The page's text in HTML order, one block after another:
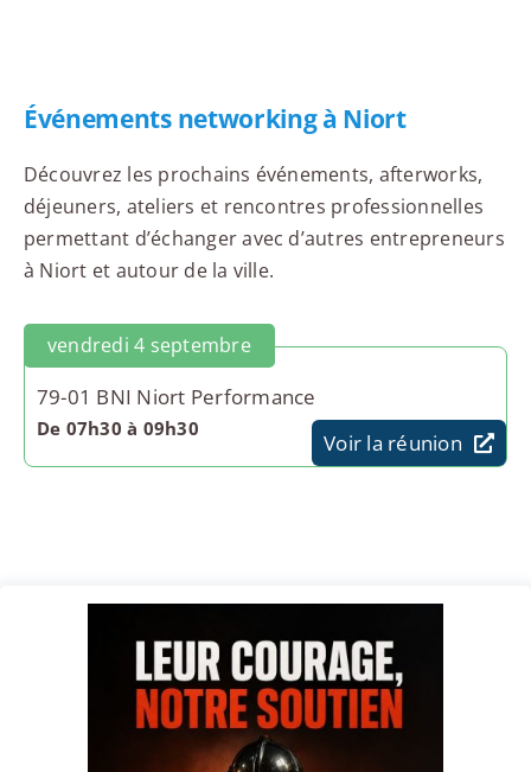
Événements networking à Niort
Découvrez les prochains événements, afterworks,
déjeuners, ateliers et rencontres professionnelles
permettant d’échanger avec d’autres entrepreneurs
à Niort et autour de la ville.
vendredi 4 septembre
79-01 BNI Niort Performance
De 07h30 à 09h30
Voir la réunion